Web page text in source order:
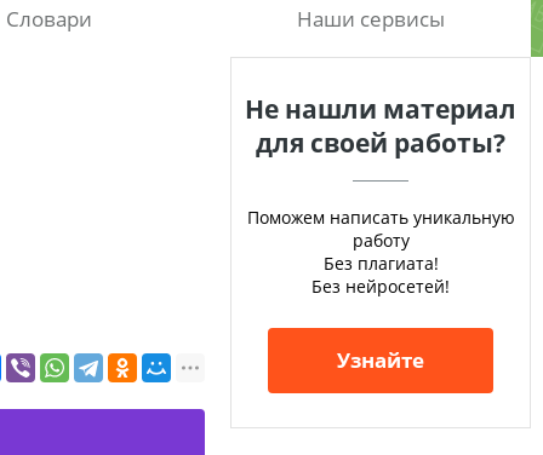
Словари Наши сервисы
Не нашли материал
для своей работы?
Поможем написать уникальную
работу
Без плагиата!
Без нейросетей!
Узнайте